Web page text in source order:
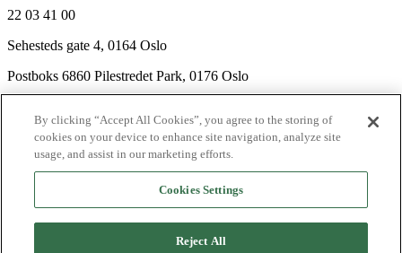
22 03 41 00
Sehesteds gate 4, 0164 Oslo
Postboks 6860 Pilestredet Park, 0176 Oslo
Nyhetsbrev
Ledige stillinger
Send inn manus
By clicking “Accept All Cookies”, you agree to the storing of
cookies on your device to enhance site navigation, analyze site
usage, and assist in our marketing efforts.
Cookies Settings
Reject All